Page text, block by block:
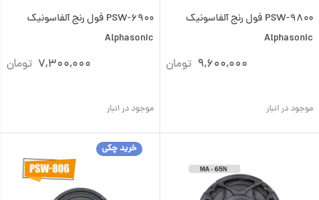
PSW-9800 فول رنج آلفاسونیک
Alphasonic
9,600,000 تومان
موجود در انبار
PSW-6900 فول رنج آلفاسونیک
Alphasonic
7,300,000 تومان
موجود در انبار
خرید چکی